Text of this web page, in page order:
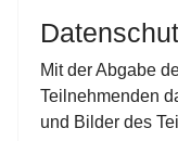
Mit der Abgabe
Teilnehmenden
und Bilder des